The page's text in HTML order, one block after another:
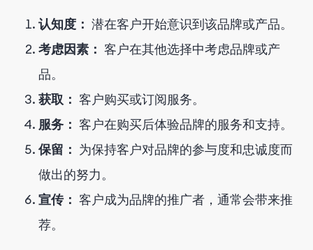
认知度： 潜在客户开始意识到该品牌或产品。
考虑因素： 客户在其他选择中考虑品牌或产
品。
获取： 客户购买或订阅服务。
服务： 客户在购买后体验品牌的服务和支持。
保留： 为保持客户对品牌的参与度和忠诚度而
做出的努力。
宣传： 客户成为品牌的推广者，通常会带来推
荐。